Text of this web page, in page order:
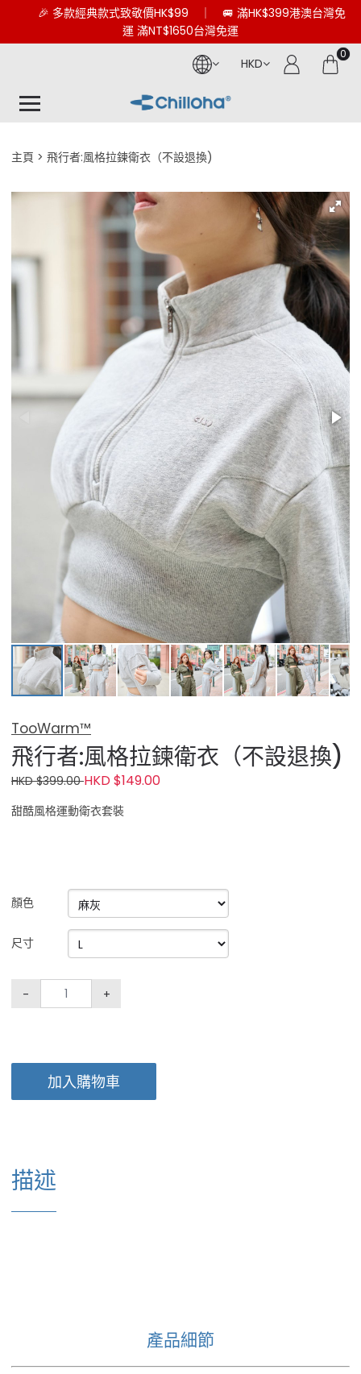
🎉 多款經典款式致敬價HK$99 ｜ 🚐 滿HK$399港澳台灣免
運 滿NT$1650台灣免運
HKD
0
主頁 飛行者:風格拉鍊衛衣（不設退換)
TooWarm™
飛行者:風格拉鍊衛衣（不設退換)
HKD $399.00HKD $149.00
甜酷風格運動衛衣套裝
顏色
尺寸
- +
加入購物車
描述
產品細節